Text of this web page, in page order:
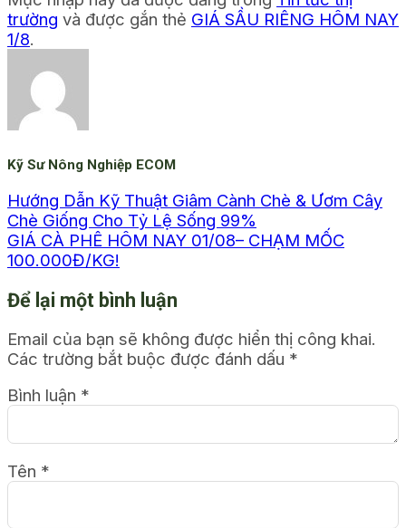
trường và được gắn thẻ GIÁ SẦU RIÊNG HÔM NAY
1/8.
Kỹ Sư Nông Nghiệp ECOM
Hướng Dẫn Kỹ Thuật Giâm Cành Chè & Ươm Cây
Chè Giống Cho Tỷ Lệ Sống 99%
GIÁ CÀ PHÊ HÔM NAY 01/08– CHẠM MỐC
100.000Đ/KG!
Để lại một bình luận
Email của bạn sẽ không được hiển thị công khai.
Các trường bắt buộc được đánh dấu *
Bình luận *
Tên *